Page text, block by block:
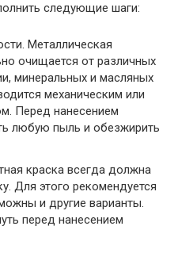
следующие шаги:
Металлическая
очищается от различных
минеральных и масляных
механическим или
Перед нанесением
любую пыль и обезжирить
краска всегда должна
Для этого рекомендуется
и другие варианты.
перед нанесением